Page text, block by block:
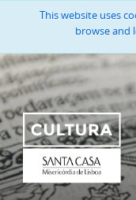
This website uses
browse and